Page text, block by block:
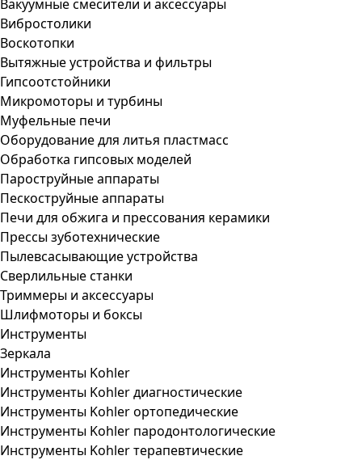
Вакуумные смесители и аксессуары
Вибростолики
Воскотопки
Вытяжные устройства и фильтры
Гипсоотстойники
Микромоторы и турбины
Муфельные печи
Оборудование для литья пластмасс
Обработка гипсовых моделей
Пароструйные аппараты
Пескоструйные аппараты
Печи для обжига и прессования керамики
Прессы зуботехнические
Пылевсасывающие устройства
Сверлильные станки
Триммеры и аксессуары
Шлифмоторы и боксы
Инструменты
Зеркала
Инструменты Kohler
Инструменты Kohler диагностические
Инструменты Kohler ортопедические
Инструменты Kohler пародонтологические
Инструменты Kohler терапевтические